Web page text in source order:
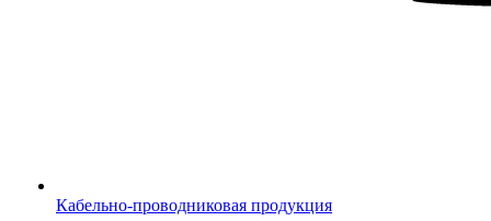
Кабельно-проводниковая продукция